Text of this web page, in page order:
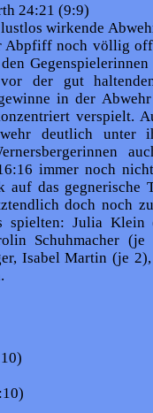
24:21 (9:9)
wirkende
Abpfiff noch völlig
der gut
in der
verspielt.
deutlich unter
immer noch
das gegnerische
doch noch
spielten: Julia Klein
Schuhmacher (je
Isabel Martin (je